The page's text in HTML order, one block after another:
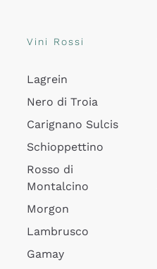
Vini Rossi
Lagrein
Nero di Troia
Carignano Sulcis
Schioppettino
Rosso di
Montalcino
Morgon
Lambrusco
Gamay